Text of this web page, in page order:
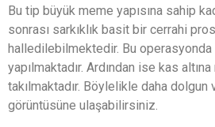
Bu tip büyük meme yapısına sahip
sonrası sarkıklık basit bir cerrahi
halledilebilmektedir. Bu
yapılmaktadır. Ardından ise kas
takılmaktadır. Böylelikle daha dolgun
görüntüsüne ulaşabilirsiniz.